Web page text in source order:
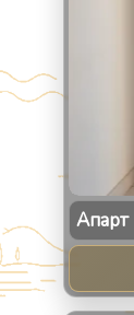
Апарт